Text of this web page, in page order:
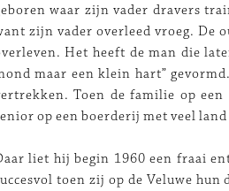
waar zijn vader dravers
zijn vader overleed vroeg. De
Het heeft de man die
maar een klein hart”
Toen de familie op
op een boerderij met veel
liet hij begin 1960 een fraai
toen zij op de Veluwe